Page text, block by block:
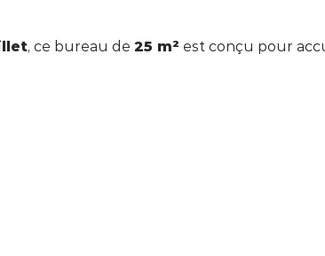
, ce bureau de 25 m² est conçu pour